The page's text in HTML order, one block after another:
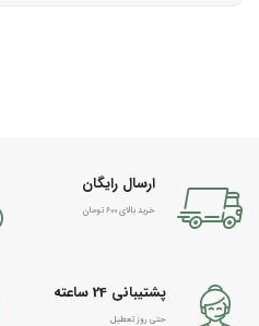
ارسال رایگان
خرید بالای 600 تومان
پشتیبانی 24 ساعته
حتی روز تعطیل